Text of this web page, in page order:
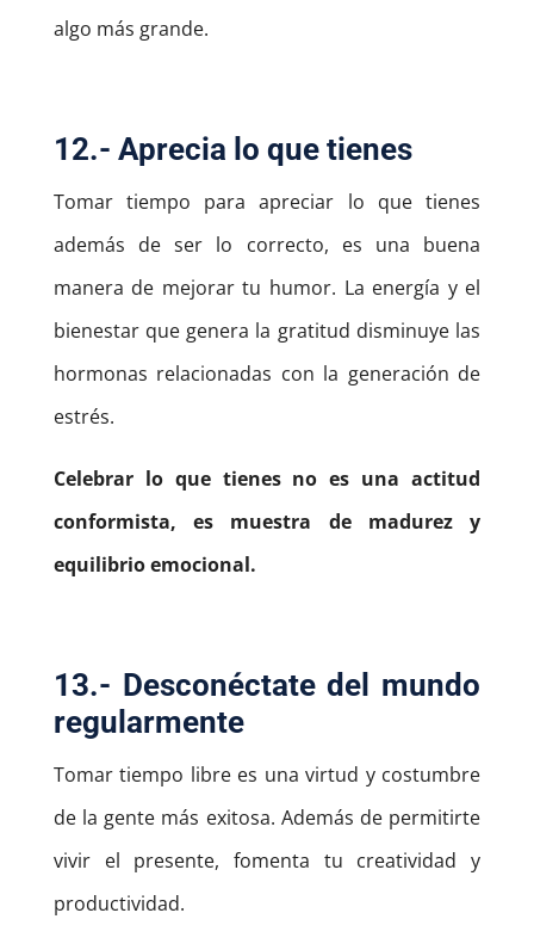
algo más grande.
12.- Aprecia lo que tienes
Tomar tiempo para apreciar lo que tienes
además de ser lo correcto, es una buena
manera de mejorar tu humor. La energía y el
bienestar que genera la gratitud disminuye las
hormonas relacionadas con la generación de
estrés.
Celebrar lo que tienes no es una actitud
conformista, es muestra de madurez y
equilibrio emocional.
13.- Desconéctate del mundo
regularmente
Tomar tiempo libre es una virtud y costumbre
de la gente más exitosa. Además de permitirte
vivir el presente, fomenta tu creatividad y
productividad.